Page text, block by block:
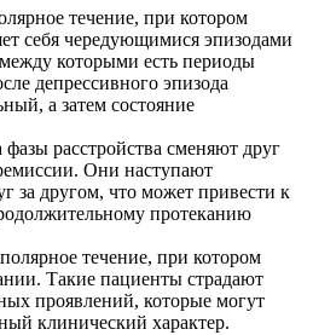
течение, при котором
себя чередующимися эпизодами
которыми есть периоды
депрессивного эпизода
а затем состояние
расстройства сменяют друг
Они наступают
за другом, что может привести к
протеканию
течение, при котором
Такие пациенты страдают
проявлений, которые могут
клинический характер.